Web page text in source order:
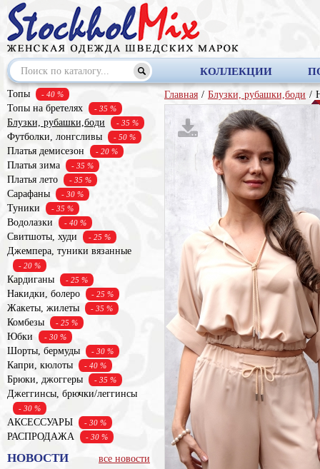
КОЛЛЕКЦИИ
Топы - 40 %
Топы на бретелях - 35 %
Блузки, рубашки,боди - 35 %
Футболки, лонгсливы - 50 %
Платья демисезон - 20 %
Платья зима - 35 %
Платья лето - 35 %
Сарафаны - 30 %
Туники - 35 %
Водолазки - 40 %
Свитшоты, худи - 25 %
Джемпера, туники вязанные
- 20 %
Кардиганы - 25 %
Накидки, болеро - 25 %
Жакеты, жилеты - 35 %
Комбезы - 25 %
Юбки - 30 %
Шорты, бермуды - 30 %
Капри, кюлоты - 40 %
Брюки, джоггеры - 35 %
Джеггинсы, брючки/леггинсы
- 30 %
АКСЕССУАРЫ - 30 %
РАСПРОДАЖА - 30 %
НОВОСТИ
все новости
Главная / Блузки, рубашки,боди /